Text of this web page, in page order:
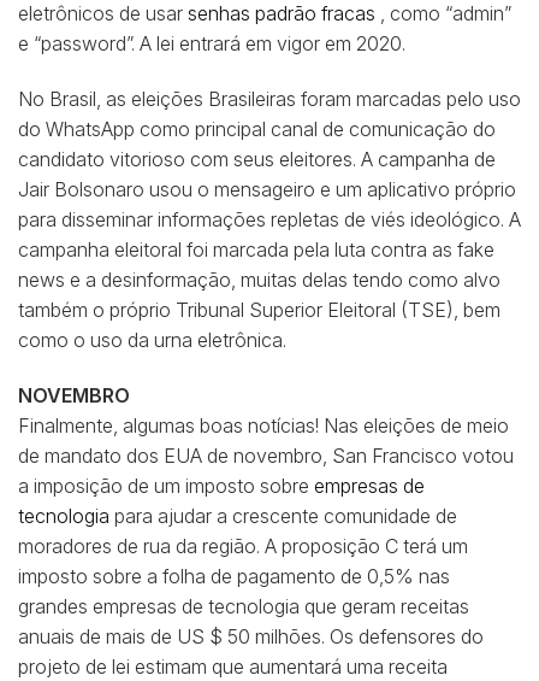
eletrônicos de usar senhas padrão fracas , como “admin”
e “password”. A lei entrará em vigor em 2020.
No Brasil, as eleições Brasileiras foram marcadas pelo uso
do WhatsApp como principal canal de comunicação do
candidato vitorioso com seus eleitores. A campanha de
Jair Bolsonaro usou o mensageiro e um aplicativo próprio
para disseminar informações repletas de viés ideológico. A
campanha eleitoral foi marcada pela luta contra as fake
news e a desinformação, muitas delas tendo como alvo
também o próprio Tribunal Superior Eleitoral (TSE), bem
como o uso da urna eletrônica.
NOVEMBRO
Finalmente, algumas boas notícias! Nas eleições de meio
de mandato dos EUA de novembro, San Francisco votou
a imposição de um imposto sobre empresas de
tecnologia para ajudar a crescente comunidade de
moradores de rua da região. A proposição C terá um
imposto sobre a folha de pagamento de 0,5% nas
grandes empresas de tecnologia que geram receitas
anuais de mais de US $ 50 milhões. Os defensores do
projeto de lei estimam que aumentará uma receita